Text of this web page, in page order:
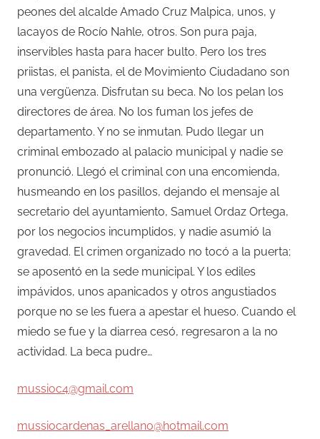
peones del alcalde Amado Cruz Malpica, unos, y
lacayos de Rocío Nahle, otros. Son pura paja,
inservibles hasta para hacer bulto. Pero los tres
priistas, el panista, el de Movimiento Ciudadano son
una vergüenza. Disfrutan su beca. No los pelan los
directores de área. No los fuman los jefes de
departamento. Y no se inmutan. Pudo llegar un
criminal embozado al palacio municipal y nadie se
pronunció. Llegó el criminal con una encomienda,
husmeando en los pasillos, dejando el mensaje al
secretario del ayuntamiento, Samuel Ordaz Ortega,
por los negocios incumplidos, y nadie asumió la
gravedad. El crimen organizado no tocó a la puerta;
se aposentó en la sede municipal. Y los ediles
impávidos, unos apanicados y otros angustiados
porque no se les fuera a apestar el hueso. Cuando el
miedo se fue y la diarrea cesó, regresaron a la no
actividad. La beca pudre…
mussioc4@gmail.com
mussiocardenas_arellano@hotmail.com